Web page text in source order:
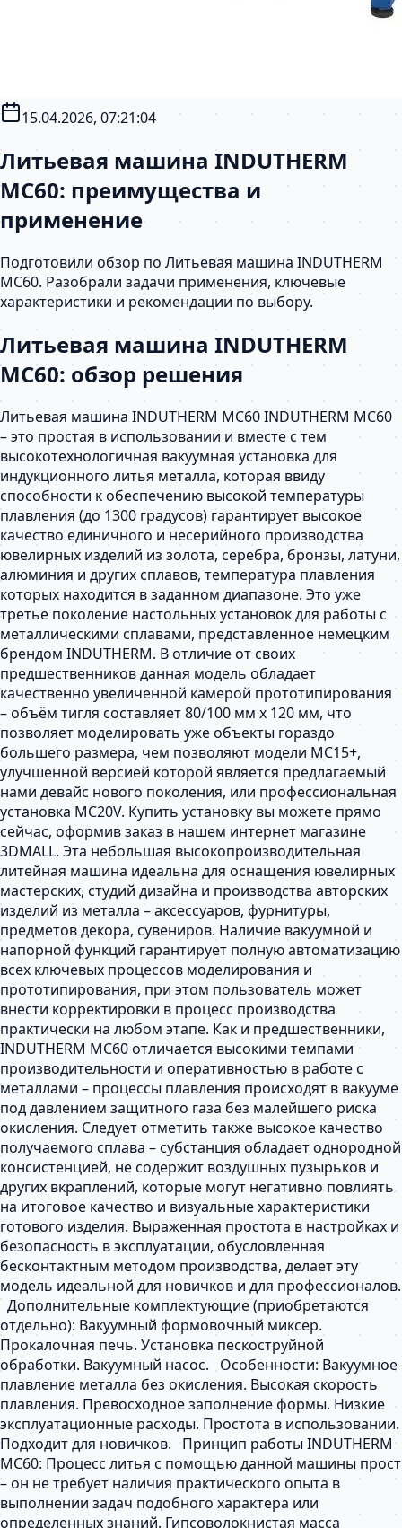
15.04.2026, 07:21:04
Литьевая машина INDUTHERM
MC60: преимущества и
применение
Подготовили обзор по Литьевая машина INDUTHERM
MC60. Разобрали задачи применения, ключевые
характеристики и рекомендации по выбору.
Литьевая машина INDUTHERM
MC60: обзор решения
Литьевая машина INDUTHERM MC60 INDUTHERM MC60
– это простая в использовании и вместе с тем
высокотехнологичная вакуумная установка для
индукционного литья металла, которая ввиду
способности к обеспечению высокой температуры
плавления (до 1300 градусов) гарантирует высокое
качество единичного и несерийного производства
ювелирных изделий из золота, серебра, бронзы, латуни,
алюминия и других сплавов, температура плавления
которых находится в заданном диапазоне. Это уже
третье поколение настольных установок для работы с
металлическими сплавами, представленное немецким
брендом INDUTHERM. В отличие от своих
предшественников данная модель обладает
качественно увеличенной камерой прототипирования
– объём тигля составляет 80/100 мм x 120 мм, что
позволяет моделировать уже объекты гораздо
большего размера, чем позволяют модели MC15+,
улучшенной версией которой является предлагаемый
нами девайс нового поколения, или профессиональная
установка MC20V. Купить установку вы можете прямо
сейчас, оформив заказ в нашем интернет магазине
3DMALL. Эта небольшая высокопроизводительная
литейная машина идеальна для оснащения ювелирных
мастерских, студий дизайна и производства авторских
изделий из металла – аксессуаров, фурнитуры,
предметов декора, сувениров. Наличие вакуумной и
напорной функций гарантирует полную автоматизацию
всех ключевых процессов моделирования и
прототипирования, при этом пользователь может
внести корректировки в процесс производства
практически на любом этапе. Как и предшественники,
INDUTHERM MC60 отличается высокими темпами
производительности и оперативностью в работе с
металлами – процессы плавления происходят в вакууме
под давлением защитного газа без малейшего риска
окисления. Следует отметить также высокое качество
получаемого сплава – субстанция обладает однородной
консистенцией, не содержит воздушных пузырьков и
других вкраплений, которые могут негативно повлиять
на итоговое качество и визуальные характеристики
готового изделия. Выраженная простота в настройках и
безопасность в эксплуатации, обусловленная
бесконтактным методом производства, делает эту
модель идеальной для новичков и для профессионалов.
Дополнительные комплектующие (приобретаются
отдельно): Вакуумный формовочный миксер.
Прокалочная печь. Установка пескоструйной
обработки. Вакуумный насос. Особенности: Вакуумное
плавление металла без окисления. Высокая скорость
плавления. Превосходное заполнение формы. Низкие
эксплуатационные расходы. Простота в использовании.
Подходит для новичков. Принцип работы INDUTHERM
MC60: Процесс литья с помощью данной машины прост
– он не требует наличия практического опыта в
выполнении задач подобного характера или
определенных знаний. Гипсоволокнистая масса